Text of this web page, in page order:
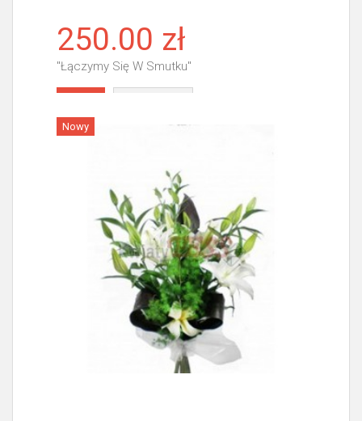
250.00 zł
"Łączymy Się W Smutku"
Nowy